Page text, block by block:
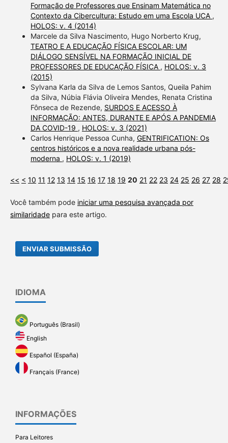
Formação de Professores que Ensinam Matemática no
Contexto da Cibercultura: Estudo em uma Escola UCA ,
HOLOS: v. 4 (2014)
Marcele da Silva Nascimento, Hugo Norberto Krug,
TEATRO E A EDUCAÇÃO FÍSICA ESCOLAR: UM
DIÁLOGO SENSÍVEL NA FORMAÇÃO INICIAL DE
PROFESSORES DE EDUCAÇÃO FÍSICA , HOLOS: v. 3
(2015)
Sylvana Karla da Silva de Lemos Santos, Queila Pahim
da Silva, Núbia Flávia Oliveira Mendes, Renata Cristina
Fônseca de Rezende, SURDOS E ACESSO À
INFORMAÇÃO: ANTES, DURANTE E APÓS A PANDEMIA
DA COVID-19 , HOLOS: v. 3 (2021)
Carlos Henrique Pessoa Cunha, GENTRIFICATION: Os
centros históricos e a nova realidade urbana pós-
moderna , HOLOS: v. 1 (2019)
<< < 10 11 12 13 14 15 16 17 18 19 20 21 22 23 24 25 26 27 28
Você também pode iniciar uma pesquisa avançada por
similaridadepara este artigo.
ENVIAR SUBMISSÃO
IDIOMA
Português (Brasil)
English
Español (España)
Français (France)
INFORMAÇÕES
Para Leitores